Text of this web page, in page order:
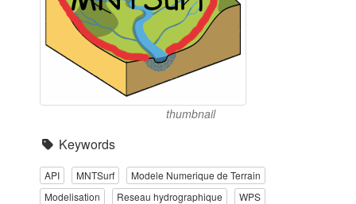
thumbnail
Keywords
API MNTSurf
Modele Numerique de Terrain
Modelisation
Reseau hydrographique
WPS